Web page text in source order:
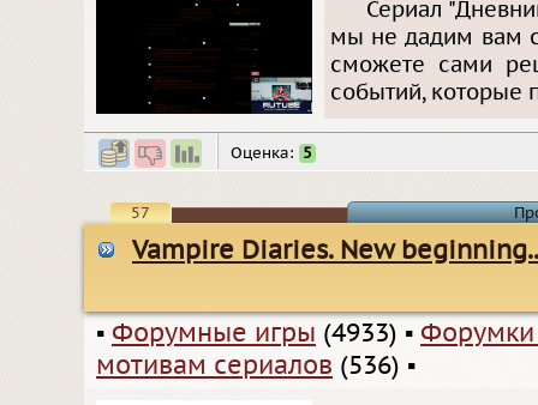
Сериал
мы не дадим вам
сможете сами
событий, которые
Оценка: 5
57
Vampire Diaries. New
▪ Форумные игры (4933) ▪
мотивам сериалов (536) ▪